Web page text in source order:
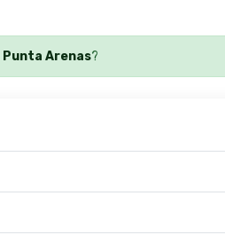
Punta Arenas?